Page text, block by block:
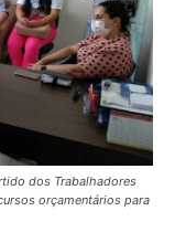
dos Trabalhadores
orçamentários para